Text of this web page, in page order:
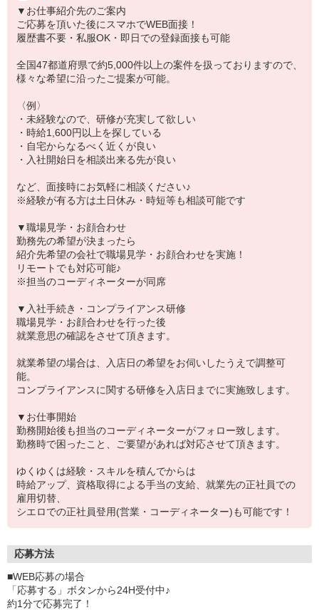
▼お仕事紹介先のご案内
ご応募を頂いた後にスマホでWEB面接！
履歴書不要・私服OK・即日での登録面接も可能
全国47都道府県で約5,000件以上の案件を扱っておりますので、
様々な希望に沿ったご提案が可能。
〈例〉
・未経験なので、研修が充実して欲しい
・時給1,600円以上を探している
・自宅からなるべく近くが良い
・入社開始日を相談出来る先が良い
など、面接時にお気軽に相談ください♪
※経験が有る方は土日休み・時短等も相談可能です
▼職場見学・お顔合わせ
勤務先の希望が決まったら
紹介先希望の会社で職場見学・お顔合わせを実施！
リモートでも対応可能♪
※担当のコーディネーターが同席
▼入社手続き・コンプライアンス研修
職場見学・お顔合わせを行った後
就業意思の確認をさせて頂きます。
就業希望の場合は、入店日の希望をお伺いしたうえで調整可
能。
コンプライアンスに関する研修を入店日までに実施致します。
▼お仕事開始
勤務開始後も担当のコーディネーターがフォロー致します。
勤務時で困ったこと、ご要望があれば対応させて頂きます。
ゆくゆくは経験・スキルを積んでからは
時給アップ、資格取得による手当の支給、就業先の正社員での
雇用切替、
シエロでの正社員登用(営業・コーディネーター)も可能です！
応募方法
■WEB応募の場合
「応募する」ボタンから24H受付中♪
約1分で応募完了！